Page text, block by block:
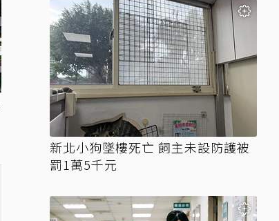
新北小狗墜樓死亡 飼主未設防護被
罰1萬5千元